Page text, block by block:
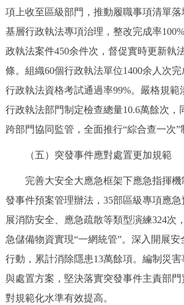
項上收至區級部門，推動履職事項清單
基層行政執法專項治理，整改完成率
政執法案件450余件次，督促實時更新執
條。組織60個行政執法單位1400余人次完
行政執法資格考試通過率99%。嚴格規範
行政執法部門制定檢查總量10.6萬餘次，
跨部門協同監管，全面推行“綜合查一次”
（五）突發事件應對處置更加規範
完善大安全大應急框架下應急指揮機
發事件預案管理辦法，35部區級專項應
展消防安全、應急疏散等類型演練324次
急儲備物資實現“一網統管”。深入開展
行動，累計消除隱患13萬餘項。編制災
與處置方案，堅決落實突發事件主責部
對規範化水準有效提高。